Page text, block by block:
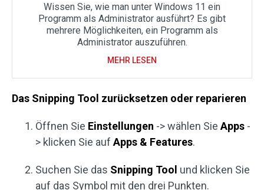
Wissen Sie, wie man unter Windows 11 ein
Programm als Administrator ausführt? Es gibt
mehrere Möglichkeiten, ein Programm als
Administrator auszuführen.
MEHR LESEN
Das Snipping Tool zurücksetzen oder reparieren
Öffnen Sie Einstellungen -> wählen Sie Apps -
> klicken Sie auf Apps & Features.
Suchen Sie das Snipping Tool und klicken Sie
auf das Symbol mit den drei Punkten.